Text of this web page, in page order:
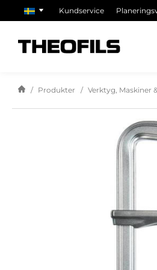
Kundservice
Produkter Verktyg, Maskiner